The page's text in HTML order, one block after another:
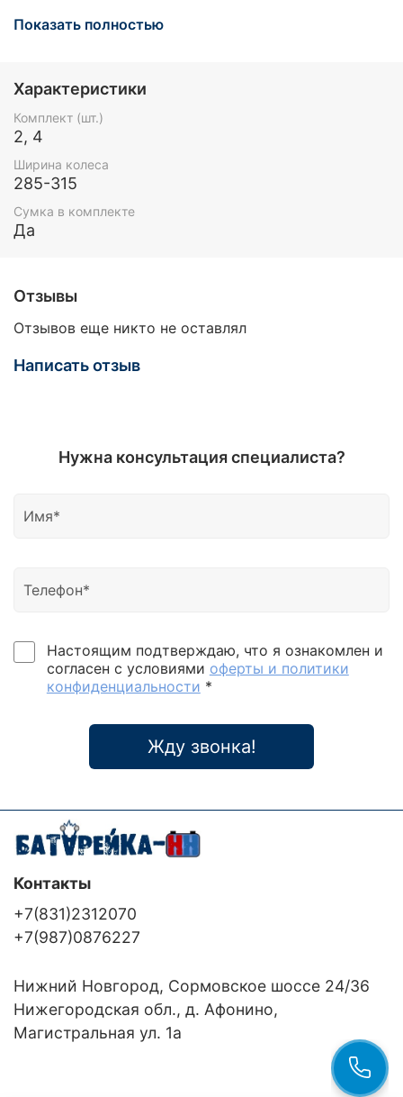
Комплект 2 браслета: упаковка мешок, в комплекте
перчатки, нарукавники, коврик под коленки,
крючок для снятия браслета.
Показать полностью
Характеристики
Комплект (шт.)
2, 4
Ширина колеса
285-315
Сумка в комплекте
Да
Отзывы
Отзывов еще никто не оставлял
Написать отзыв
Нужна консультация специалиста?
Настоящим подтверждаю, что я ознакомлен и
согласен с условиями оферты и политики
конфиденциальности *
Жду звонка!
Контакты
+7(831)2312070
+7(987)0876227
Нижний Новгород, Сормовское шоссе 24/36
Нижегородская обл., д. Афонино,
Магистральная ул. 1а